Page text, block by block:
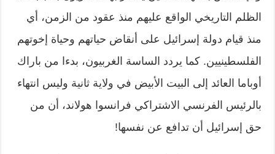
الظلم التاريخي الواقع عليهم منذ عقود من الزمن، أي
منذ قيام دولة إسرائيل على أنقاض حياتهم وحياة إخوتهم
الفلسطينيين. كما يردد الساسة الغربيون، بدءا من باراك
أوباما العائد إلى البيت الأبيض في ولاية ثانية وليس انتهاء
بالرئيس الفرنسي الاشتراكي فرانسوا هولاند، أن من
حق إسرائيل أن تدافع عن نفسها!